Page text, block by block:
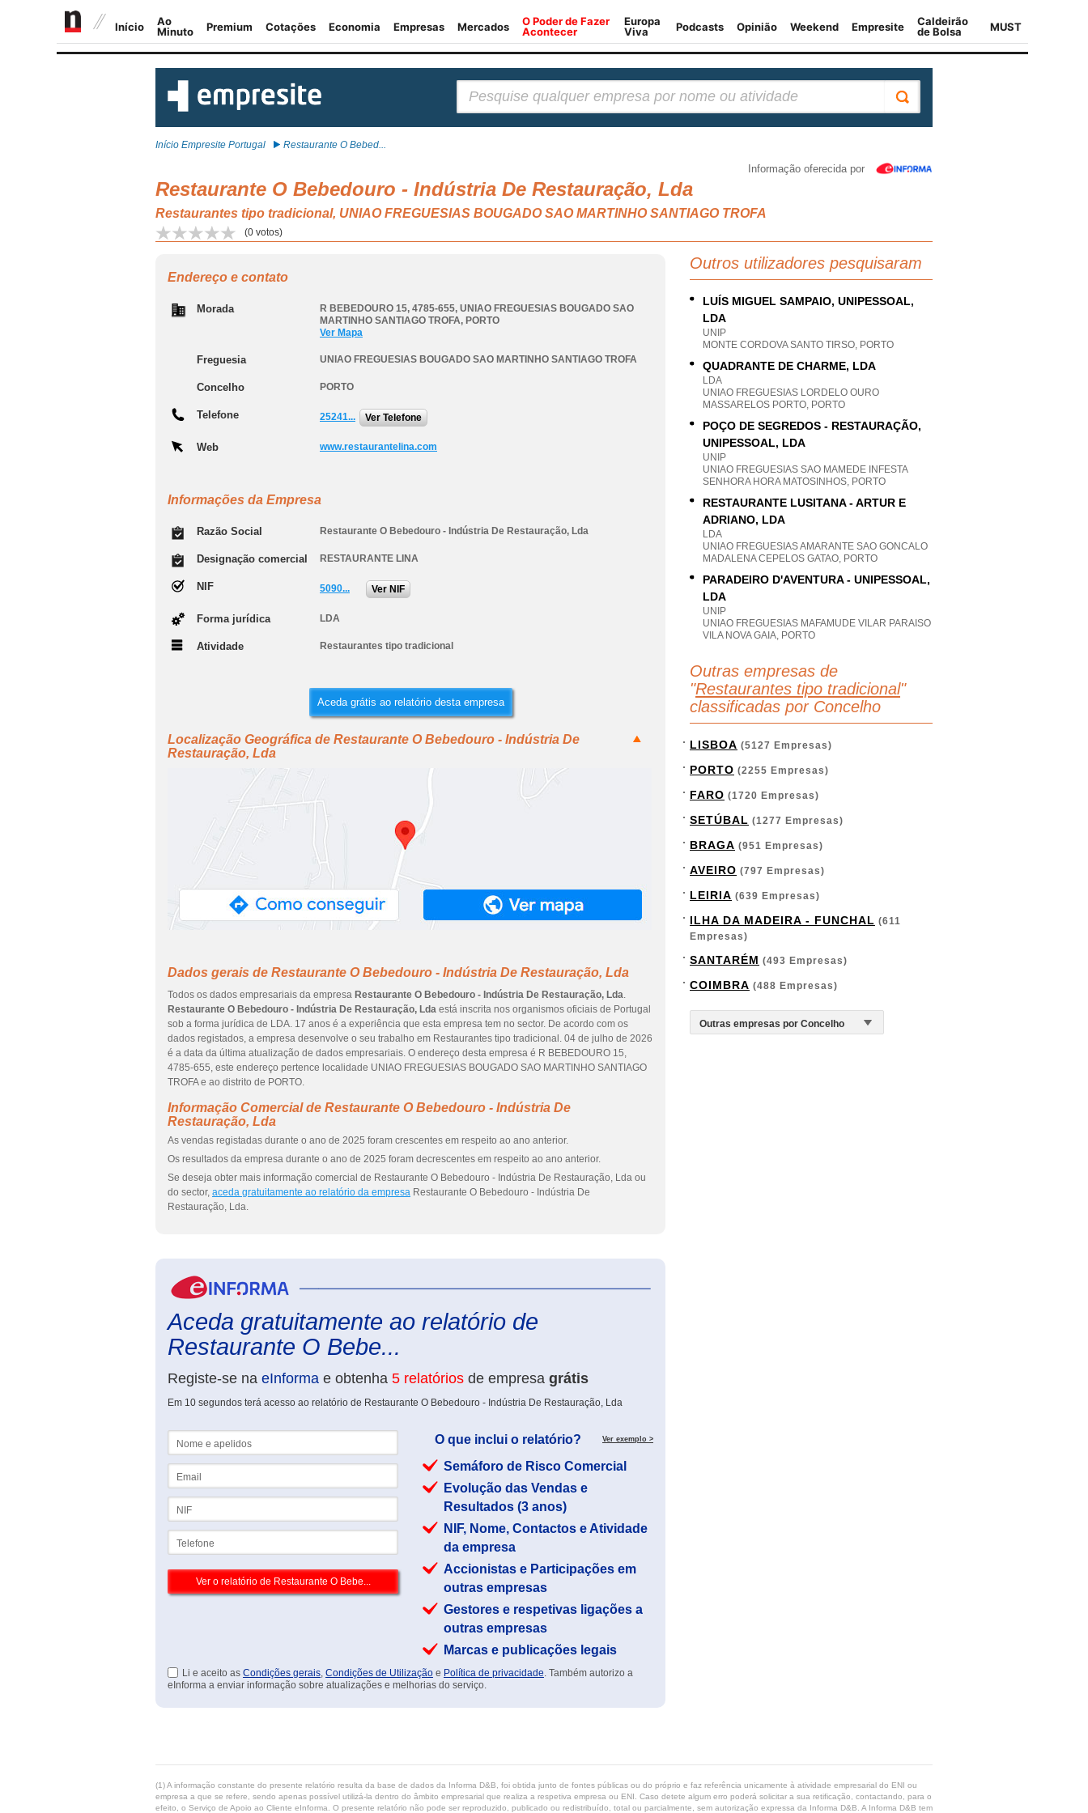
Início Empresite Portugal Restaurante O Bebed...
Informação oferecida por
Restaurante O Bebedouro - Indústria De Restauração, Lda
Restaurantes tipo tradicional, UNIAO FREGUESIAS BOUGADO SAO MARTINHO SANTIAGO TROFA
(0 votos)
Endereço e contato
Morada R BEBEDOURO 15, 4785-655, UNIAO FREGUESIAS BOUGADO SAO
MARTINHO SANTIAGO TROFA, PORTO
Ver Mapa
Freguesia UNIAO FREGUESIAS BOUGADO SAO MARTINHO SANTIAGO TROFA
Concelho PORTO
Telefone 25241... Ver Telefone
Web www.restaurantelina.com
Informações da Empresa
Razão Social Restaurante O Bebedouro - Indústria De Restauração, Lda
Designação comercial RESTAURANTE LINA
NIF 5090... Ver NIF
Forma jurídica LDA
Atividade Restaurantes tipo tradicional
Aceda grátis ao relatório desta empresa
Localização Geográfica de Restaurante O Bebedouro - Indústria De
Restauração, Lda
Dados gerais de Restaurante O Bebedouro - Indústria De Restauração, Lda
Todos os dados empresariais da empresa Restaurante O Bebedouro - Indústria De Restauração, Lda.
Restaurante O Bebedouro - Indústria De Restauração, Lda está inscrita nos organismos oficiais de Portugal
sob a forma jurídica de LDA. 17 anos é a experiência que esta empresa tem no sector. De acordo com os
dados registados, a empresa desenvolve o seu trabalho em Restaurantes tipo tradicional. 04 de julho de 2026
é a data da última atualização de dados empresariais. O endereço desta empresa é R BEBEDOURO 15,
4785-655, este endereço pertence localidade UNIAO FREGUESIAS BOUGADO SAO MARTINHO SANTIAGO
TROFA e ao distrito de PORTO.
Informação Comercial de Restaurante O Bebedouro - Indústria De
Restauração, Lda
As vendas registadas durante o ano de 2025 foram crescentes em respeito ao ano anterior.
Os resultados da empresa durante o ano de 2025 foram decrescentes em respeito ao ano anterior.
Se deseja obter mais informação comercial de Restaurante O Bebedouro - Indústria De Restauração, Lda ou
do sector, aceda gratuitamente ao relatório da empresa Restaurante O Bebedouro - Indústria De
Restauração, Lda.
Aceda gratuitamente ao relatório de
Restaurante O Bebe...
Registe-se na eInforma e obtenha 5 relatórios de empresa grátis
Em 10 segundos terá acesso ao relatório de Restaurante O Bebedouro - Indústria De Restauração, Lda
O que inclui o relatório? Ver exemplo >
Semáforo de Risco Comercial
Evolução das Vendas e
Resultados (3 anos)
NIF, Nome, Contactos e Atividade
da empresa
Accionistas e Participações em
outras empresas
Gestores e respetivas ligações a
outras empresas
Marcas e publicações legais
Li e aceito as Condições gerais, Condições de Utilização e Política de privacidade. Também autorizo a
eInforma a enviar informação sobre atualizações e melhorias do serviço.
Outros utilizadores pesquisaram
LUÍS MIGUEL SAMPAIO, UNIPESSOAL,
LDA
UNIP
MONTE CORDOVA SANTO TIRSO, PORTO
QUADRANTE DE CHARME, LDA
LDA
UNIAO FREGUESIAS LORDELO OURO
MASSARELOS PORTO, PORTO
POÇO DE SEGREDOS - RESTAURAÇÃO,
UNIPESSOAL, LDA
UNIP
UNIAO FREGUESIAS SAO MAMEDE INFESTA
SENHORA HORA MATOSINHOS, PORTO
RESTAURANTE LUSITANA - ARTUR E
ADRIANO, LDA
LDA
UNIAO FREGUESIAS AMARANTE SAO GONCALO
MADALENA CEPELOS GATAO, PORTO
PARADEIRO D'AVENTURA - UNIPESSOAL,
LDA
UNIP
UNIAO FREGUESIAS MAFAMUDE VILAR PARAISO
VILA NOVA GAIA, PORTO
Outras empresas de
"Restaurantes tipo tradicional"
classificadas por Concelho
LISBOA (5127 Empresas)
PORTO (2255 Empresas)
FARO (1720 Empresas)
SETÚBAL (1277 Empresas)
BRAGA (951 Empresas)
AVEIRO (797 Empresas)
LEIRIA (639 Empresas)
ILHA DA MADEIRA - FUNCHAL (611
Empresas)
SANTARÉM (493 Empresas)
COIMBRA (488 Empresas)
(1) A informação constante do presente relatório resulta da base de dados da Informa D&B, foi obtida junto de fontes públicas ou do próprio e faz referência unicamente à atividade empresarial do ENI ou
empresa a que se refere, sendo apenas possível utilizá-la dentro do âmbito empresarial que realiza a respetiva empresa ou ENI. Caso detete algum erro poderá solicitar a sua retificação, contactando, para o
efeito, o Serviço de Apoio ao Cliente eInforma. O presente relatório não pode ser reproduzido, publicado ou redistribuído, total ou parcialmente, sem autorização expressa da Informa D&B. A Informa D&B tem